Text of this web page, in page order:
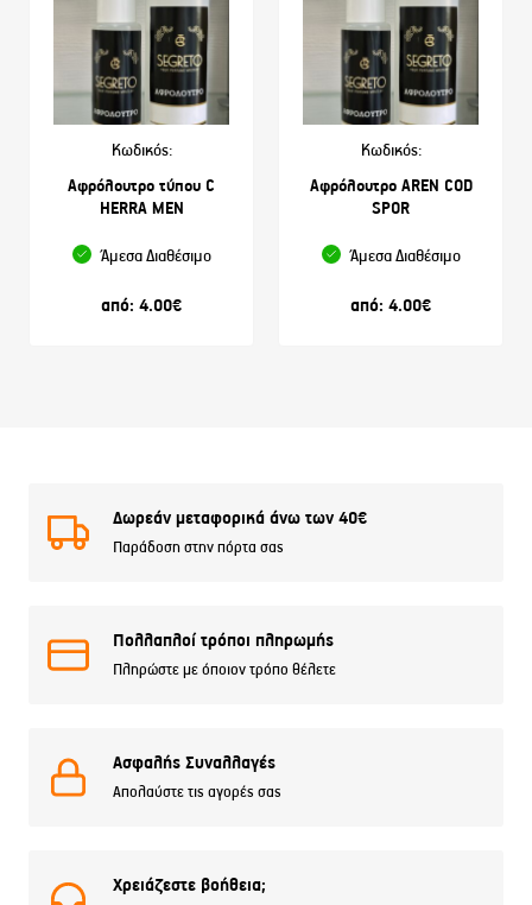
Κωδικός:
Αφρόλουτρο τύπου C
HERRA MEN
Άμεσα Διαθέσιμο
από: 4.00€
Κωδικός:
Αφρόλουτρο AREN COD
SPOR
Άμεσα Διαθέσιμο
από: 4.00€
Δωρεάν μεταφορικά άνω των 40€
Παράδοση στην πόρτα σας
Πολλαπλοί τρόποι πληρωμής
Πληρώστε με όποιον τρόπο θέλετε
Ασφαλής Συναλλαγές
Απολαύστε τις αγορές σας
Χρειάζεστε βοήθεια;